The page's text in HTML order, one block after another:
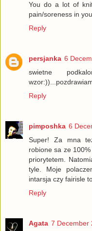
You do a lot of
pain/soreness in
Reply
persjanka 6
swietne
Reply
pimposhka 6
Super! Za mna
robione sa ze
priorytetem.
tyle. Moje
intarsja czy fairisle
Reply
Agata 7 December